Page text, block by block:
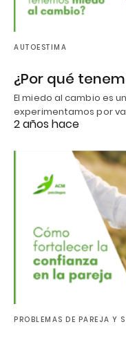
AUTOESTIMA
¿Por qué
El miedo al cambio es
experimentamos por
2 años hace
PROBLEMAS DE PAREJA Y